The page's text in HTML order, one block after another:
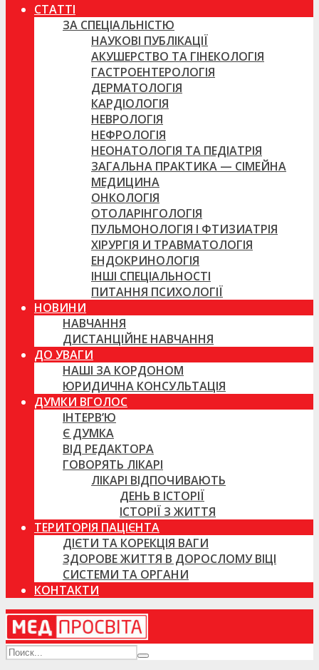
СТАТТІ
ЗА СПЕЦІАЛЬНІСТЮ
НАУКОВІ ПУБЛІКАЦІЇ
АКУШЕРСТВО ТА ГІНЕКОЛОГІЯ
ГАСТРОЕНТЕРОЛОГІЯ
ДЕРМАТОЛОГІЯ
КАРДІОЛОГІЯ
НЕВРОЛОГІЯ
НЕФРОЛОГІЯ
НЕОНАТОЛОГІЯ ТА ПЕДІАТРІЯ
ЗАГАЛЬНА ПРАКТИКА — СІМЕЙНА
МЕДИЦИНА
ОНКОЛОГІЯ
ОТОЛАРІНГОЛОГІЯ
ПУЛЬМОНОЛОГІЯ І ФТИЗИАТРІЯ
ХІРУРГІЯ И ТРАВМАТОЛОГІЯ
ЕНДОКРИНОЛОГІЯ
ІНШІ СПЕЦІАЛЬНОСТІ
ПИТАННЯ ПСИХОЛОГІЇ
НОВИНИ
НАВЧАННЯ
ДИСТАНЦІЙНЕ НАВЧАННЯ
ДО УВАГИ
НАШІ ЗА КОРДОНОМ
ЮРИДИЧНА КОНСУЛЬТАЦІЯ
ДУМКИ ВГОЛОС
ІНТЕРВ’Ю
Є ДУМКА
ВІД РЕДАКТОРА
ГОВОРЯТЬ ЛІКАРІ
ЛІКАРІ ВІДПОЧИВАЮТЬ
ДЕНЬ В ІСТОРІЇ
ІСТОРІЇ З ЖИТТЯ
ТЕРИТОРІЯ ПАЦІЄНТА
ДІЄТИ ТА КОРЕКЦІЯ ВАГИ
ЗДОРОВЕ ЖИТТЯ В ДОРОСЛОМУ ВІЦІ
СИСТЕМИ ТА ОРГАНИ
КОНТАКТИ